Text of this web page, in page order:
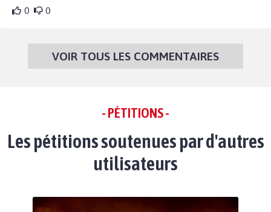
0 0
VOIR TOUS LES COMMENTAIRES
- PÉTITIONS -
Les pétitions soutenues par d'autres
utilisateurs